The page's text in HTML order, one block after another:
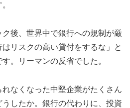
後、世界中で銀行への規制が厳
リスクの高い貸付をするな」と
。リーマンの反省でした。
なくなった中堅企業がたくさん
したか。銀行の代わりに、投資